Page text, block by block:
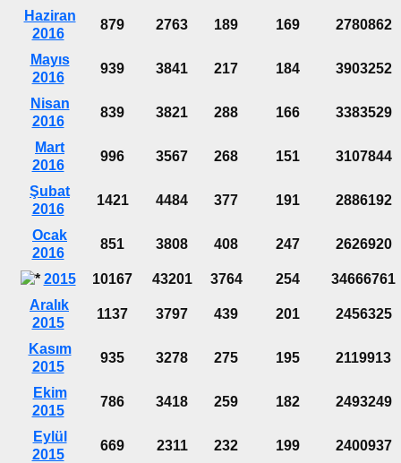
Haziran
2016
879 2763 189 169 2780862
Mayıs
2016
939 3841 217 184 3903252
Nisan
2016
839 3821 288 166 3383529
Mart
2016
996 3567 268 151 3107844
Şubat
2016
1421 4484 377 191 2886192
Ocak
2016
851 3808 408 247 2626920
2015 10167 43201 3764 254
34666761
Aralık
2015
1137 3797 439 201 2456325
Kasım
2015
935 3278 275 195 2119913
Ekim
2015
786 3418 259 182 2493249
Eylül
2015
669 2311 232 199 2400937